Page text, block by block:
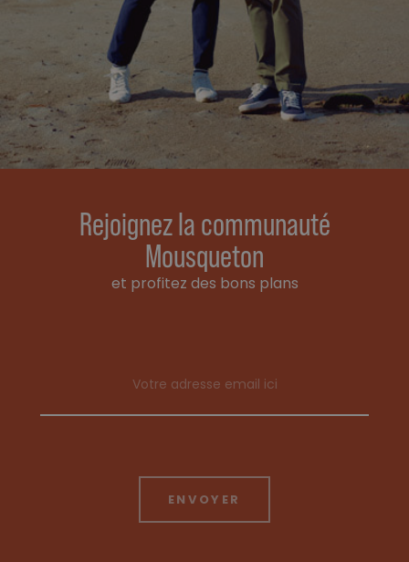
Rejoignez la communauté
Mousqueton
et profitez des bons plans